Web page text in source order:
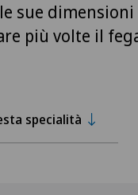
sue
più volte il
specialità